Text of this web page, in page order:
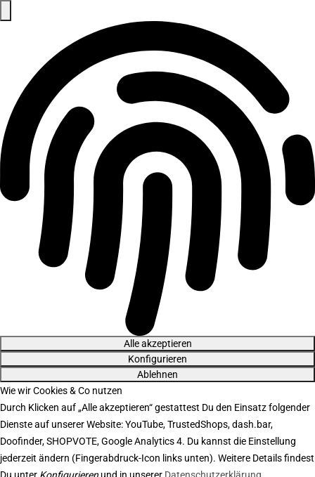
Alle akzeptieren
Konfigurieren
Ablehnen
Wie wir Cookies & Co nutzen
Durch Klicken auf „Alle akzeptieren“ gestattest Du den Einsatz folgender
Dienste auf unserer Website: YouTube, TrustedShops, dash.bar,
Doofinder, SHOPVOTE, Google Analytics 4. Du kannst die Einstellung
jederzeit ändern (Fingerabdruck-Icon links unten). Weitere Details findest